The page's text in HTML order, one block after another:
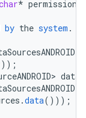
* permission
by the system .
));
.data()));